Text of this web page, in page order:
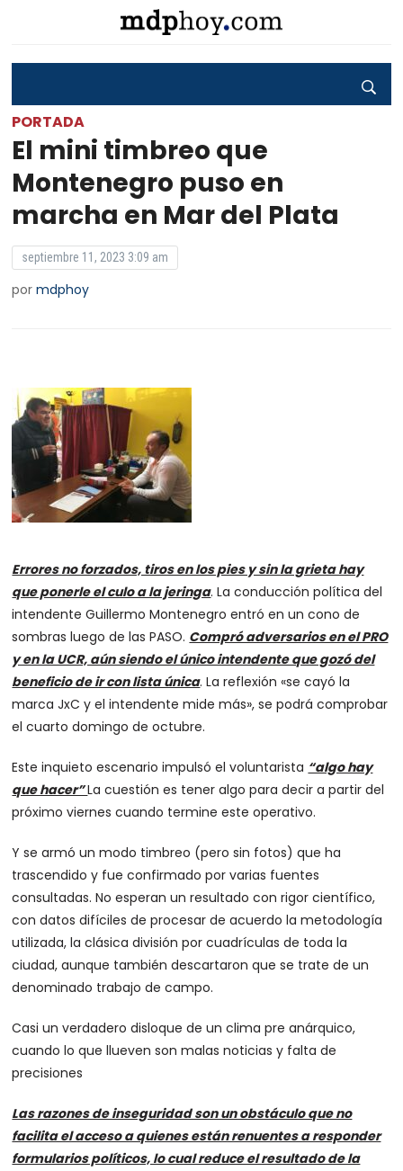
PORTADA
El mini timbreo que
Montenegro puso en
marcha en Mar del Plata
septiembre 11, 2023 3:09 am
pormdphoy
Errores no forzados, tiros en los pies y sin la grieta hay
que ponerle el culo a la jeringa. La conducción política del
intendente Guillermo Montenegro entró en un cono de
sombras luego de las PASO. Compró adversarios en el PRO
y en la UCR, aún siendo el único intendente que gozó del
beneficio de ir con lista única. La reflexión «se cayó la
marca JxC y el intendente mide más», se podrá comprobar
el cuarto domingo de octubre.
Este inquieto escenario impulsó el voluntarista “algo hay
que hacer”La cuestión es tener algo para decir a partir del
próximo viernes cuando termine este operativo.
Y se armó un modo timbreo (pero sin fotos) que ha
trascendido y fue confirmado por varias fuentes
consultadas. No esperan un resultado con rigor científico,
con datos difíciles de procesar de acuerdo la metodología
utilizada, la clásica división por cuadrículas de toda la
ciudad, aunque también descartaron que se trate de un
denominado trabajo de campo.
Casi un verdadero disloque de un clima pre anárquico,
cuando lo que llueven son malas noticias y falta de
precisiones
Las razones de inseguridad son un obstáculo que no
facilita el acceso a quienes están renuentes a responder
formularios políticos, lo cual reduce el resultado de la